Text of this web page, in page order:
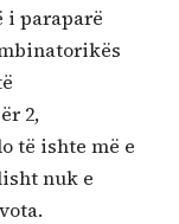
i paraparë
2,
të ishte më e
nuk e